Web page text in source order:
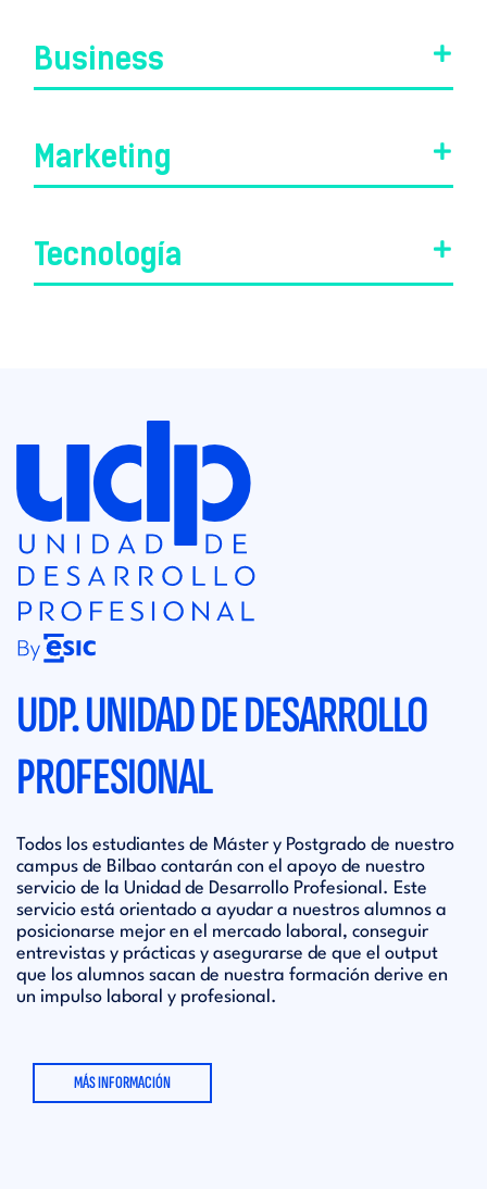
Business
Marketing
Tecnología
UDP. UNIDAD DE DESARROLLO
PROFESIONAL
Todos los estudiantes de Máster y Postgrado de nuestro
campus de Bilbao contarán con el apoyo de nuestro
servicio de la Unidad de Desarrollo Profesional. Este
servicio está orientado a ayudar a nuestros alumnos a
posicionarse mejor en el mercado laboral, conseguir
entrevistas y prácticas y asegurarse de que el output
que los alumnos sacan de nuestra formación derive en
un impulso laboral y profesional.
MÁS INFORMACIÓN